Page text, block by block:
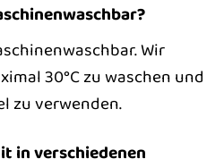
Wir
30°C zu waschen und
zu verwenden.
in verschiedenen